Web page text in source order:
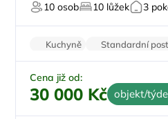
U sjezdovky
10 osob 10 lůžek 3
Kuchyně Standardní
Koupelna
Parkování
Cena již od:
30 000 Kč objekt/